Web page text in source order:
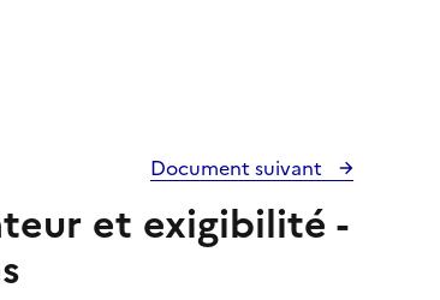
Document suivant
et exigibilité -